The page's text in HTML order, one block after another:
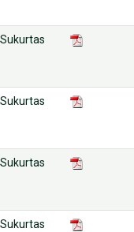
Sukurtas
Sukurtas
Sukurtas
Sukurtas